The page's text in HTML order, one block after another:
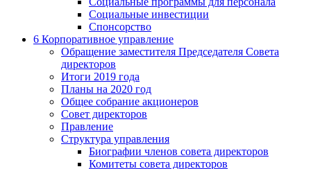
Социальные инвестиции
Спонсорство
6 Корпоративное управление
Обращение заместителя Председателя Совета
директоров
Итоги 2019 года
Планы на 2020 год
Общее собрание акционеров
Совет директоров
Правление
Структура управления
Биографии членов совета директоров
Комитеты совета директоров